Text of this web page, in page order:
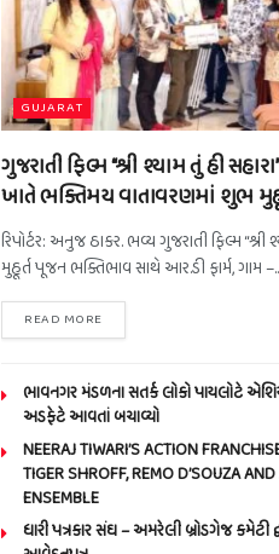
GUJARAT
ગુજરાતી ફિલ્મ “શ્રી શ્યામ તું હી
ખાતે ભક્તિમય વાતાવરણમાં શુભ
રિપોર્ટર: અનુજ ઠાકર. ભવ્ય ગુજરાતી ફિલ્મ
મુહૂર્ત પૂજન ભક્તિભાવ સાથે આર.ડી ફાર્મ, ગામ
READ MORE
ભાવનગર મંડળના સતર્ક લોકો પાયલોટે
અડફેટે આવતાં બચાવ્યો
NEERAJ TIWARI’S ACTION
TIGER SHROFF, REMO D’SOUZA
ENSEMBLE
ધારી પત્રકાર સંઘ – અમરેલી બ્રોડગેજ કમેટી